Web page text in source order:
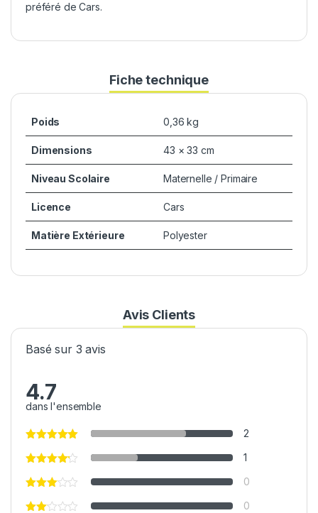
préféré de Cars.
Fiche technique
Poids 0,36 kg
Dimensions 43 × 33 cm
Niveau Scolaire Maternelle / Primaire
Licence Cars
Matière Extérieure Polyester
Avis Clients
Basé sur 3 avis
4.7
dans l'ensemble
2
1
0
0